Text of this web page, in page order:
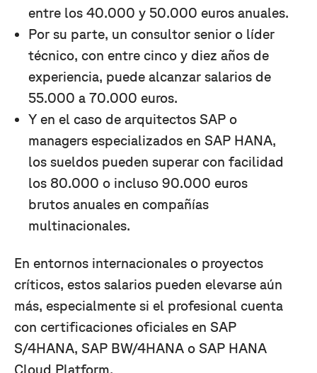
entre los 40.000 y 50.000 euros anuales.
Por su parte, un consultor senior o líder
técnico, con entre cinco y diez años de
experiencia, puede alcanzar salarios de
55.000 a 70.000 euros.
Y en el caso de arquitectos SAP o
managers especializados en SAP HANA,
los sueldos pueden superar con facilidad
los 80.000 o incluso 90.000 euros
brutos anuales en compañías
multinacionales.
En entornos internacionales o proyectos
críticos, estos salarios pueden elevarse aún
más, especialmente si el profesional cuenta
con certificaciones oficiales en SAP
S/4HANA, SAP BW/4HANA o SAP HANA
Cloud Platform.